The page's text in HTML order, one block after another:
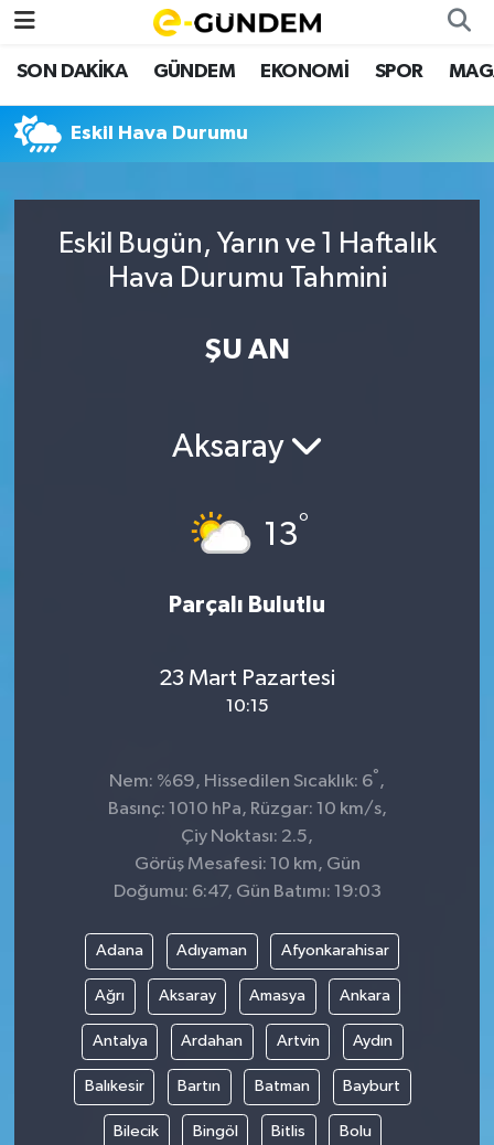
SON DAKİKA GÜNDEM EKONOMİ SPOR
Eskil Hava Durumu
Eskil Bugün, Yarın ve 1 Haftalık
Hava Durumu Tahmini
ŞU AN
Aksaray
13°
Parçalı Bulutlu
23 Mart Pazartesi
10:15
Nem: %69, Hissedilen Sıcaklık: 6° ,
Basınç: 1010 hPa, Rüzgar: 10 km/s,
Çiy Noktası: 2.5,
Görüş Mesafesi: 10 km, Gün
Doğumu: 6:47, Gün Batımı: 19:03
Adana Adıyaman Afyonkarahisar
Ağrı Aksaray Amasya Ankara
Antalya Ardahan Artvin Aydın
Balıkesir Bartın Batman Bayburt
Bilecik Bingöl Bitlis Bolu
SON DAKİKA
GÜNDEM
EKONOMİ
SPOR
Nöbetçi Eczaneler
Hava Durumu
Namaz Vakitleri
Trafik Durumu